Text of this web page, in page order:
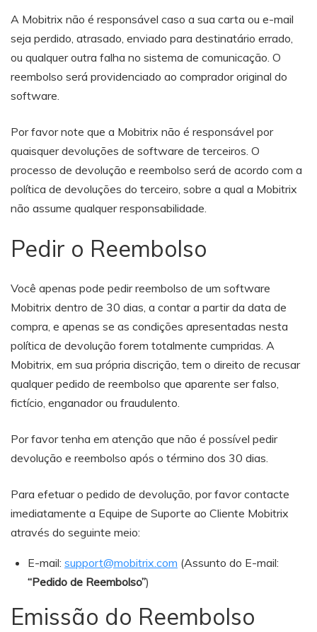
A Mobitrix não é responsável caso a sua carta ou e-mail
seja perdido, atrasado, enviado para destinatário errado,
ou qualquer outra falha no sistema de comunicação. O
reembolso será providenciado ao comprador original do
software.
Por favor note que a Mobitrix não é responsável por
quaisquer devoluções de software de terceiros. O
processo de devolução e reembolso será de acordo com a
política de devoluções do terceiro, sobre a qual a Mobitrix
não assume qualquer responsabilidade.
Pedir o Reembolso
Você apenas pode pedir reembolso de um software
Mobitrix dentro de 30 dias, a contar a partir da data de
compra, e apenas se as condições apresentadas nesta
política de devolução forem totalmente cumpridas. A
Mobitrix, em sua própria discrição, tem o direito de recusar
qualquer pedido de reembolso que aparente ser falso,
fictício, enganador ou fraudulento.
Por favor tenha em atenção que não é possível pedir
devolução e reembolso após o término dos 30 dias.
Para efetuar o pedido de devolução, por favor contacte
imediatamente a Equipe de Suporte ao Cliente Mobitrix
através do seguinte meio:
E-mail: support@mobitrix.com (Assunto do E-mail:
“Pedido de Reembolso”)
Emissão do Reembolso